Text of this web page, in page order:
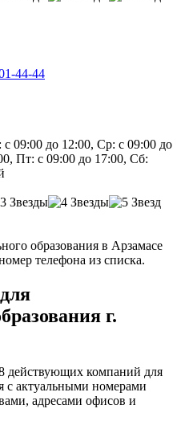
44-44
09:00 до 12:00, Ср: с 09:00 до
Пт: с 09:00 до 17:00, Сб:
образования в Арзамасе
телефона из списка.
г.
действующих компаний для
с актуальными номерами
адресами офисов и